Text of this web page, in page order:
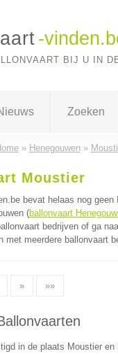
-
BIJ U IN
Zoeken
» Henegouwen»
Moustier
bevat helaas nog geen
(ballonvaart
bedrijven of ga
met meerdere ballonvaart
» »»
in de plaats Moustier en